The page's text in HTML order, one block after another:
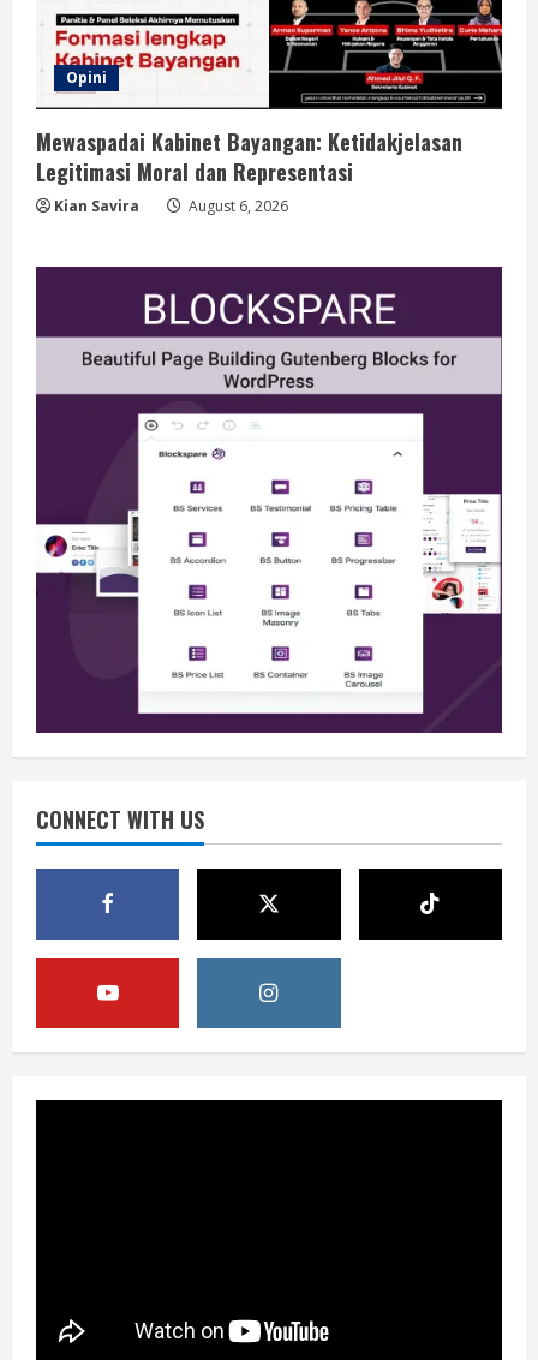
Opini
Mewaspadai Kabinet Bayangan: Ketidakjelasan
Legitimasi Moral dan Representasi
Kian Savira August 6, 2026
CONNECT WITH US
Berita
BMP Kecam Aksi KNPB, Serukan
Persatuan Demi Papua yang Kondusif
August 6, 2026
3
Perang Algoritma AI Makin Kompleks,
Digital
August 6, 2026
Pemerintah Perkuat Ekosistem Media
Digital Nasional Hadapi Perang
Algoritma AI
August 6, 2026
Opini
Etika, Verifikasi, dan Media Tepercaya